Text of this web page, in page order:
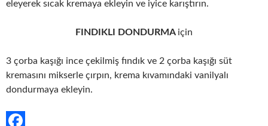
eleyerek sıcak kremaya ekleyin ve iyice karıştırın.
FINDIKLI DONDURMA için
3 çorba kaşığı ince çekilmiş fındık ve 2 çorba kaşığı süt
kremasını mikserle çırpın, krema kıvamındaki vanilyalı
dondurmaya ekleyin.